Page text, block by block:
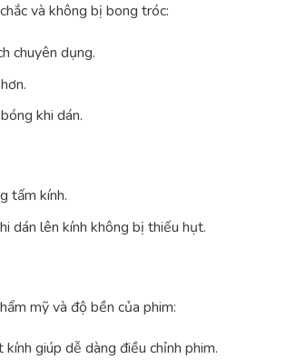
và không bị bong tróc:
chuyên dụng.
khi dán.
tấm kính.
dán lên kính không bị thiếu hụt.
mỹ và độ bền của phim:
kính giúp dễ dàng điều chỉnh phim.